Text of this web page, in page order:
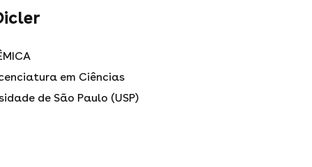
em Ciências
de São Paulo (USP)